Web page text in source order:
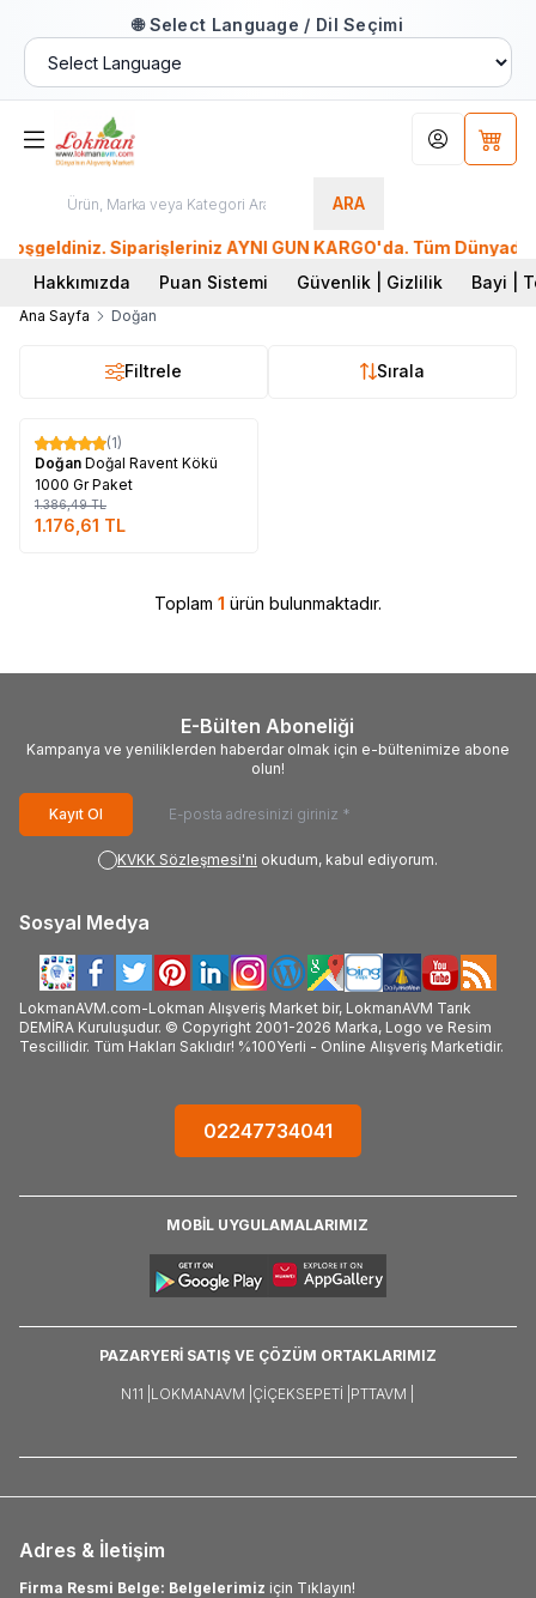
🌐 Select Language / Dil Seçimi
ARA
Hesabım
Siparişleriniz AYNI GÜN KARGO'da. Tüm
Hakkımızda
Puan Sistemi Güvenlik | Gizlilik Bayi |
Ana Sayfa Doğan
Filtrele Sırala
%15
(1)
Doğan Doğal Ravent Kökü
1000 Gr Paket
1.386,49TL
1.176,61 TL
Toplam 1 ürün bulunmaktadır.
E-Bülten Aboneliği
Kampanya ve yeniliklerden haberdar olmak için e-bültenimize abone
olun!
Kayıt Ol
KVKK Sözleşmesi'ni okudum, kabul ediyorum.
Sosyal Medya
LokmanAVM.com-Lokman Alışveriş Market bir, LokmanAVM Tarık
DEMİRA Kuruluşudur. © Copyright 2001-2026 Marka, Logo ve Resim
Tescillidir. Tüm Hakları Saklıdır! %100Yerli - Online Alışveriş Marketidir.
02247734041
MOBİL UYGULAMALARIMIZ
PAZARYERİ SATIŞ VE ÇÖZÜM ORTAKLARIMIZ
N11 | LOKMANAVM | ÇIÇEKSEPETI | PTTAVM |
Adres & İletişim
Firma Resmi Belge: Belgelerimiz için Tıklayın!